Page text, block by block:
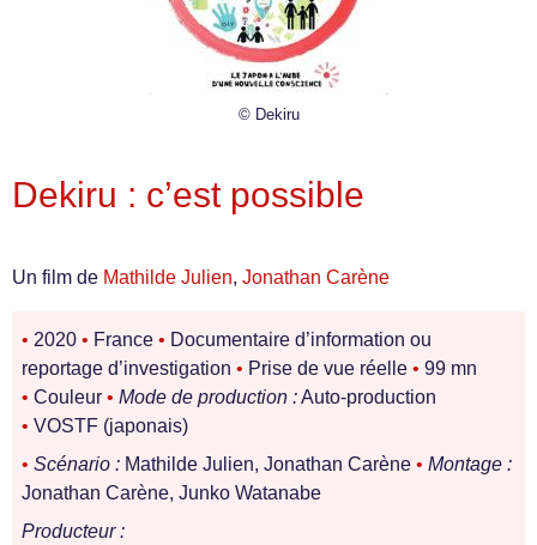
© Dekiru
Dekiru : c’est possible
Un film de Mathilde Julien, Jonathan Carène
• 2020 • France • Documentaire d’information ou
reportage d’investigation • Prise de vue réelle • 99 mn
• Couleur • Mode de production :Auto-production
• VOSTF (japonais)
• Scénario : Mathilde Julien, Jonathan Carène • Montage :
Jonathan Carène, Junko Watanabe
Producteur :